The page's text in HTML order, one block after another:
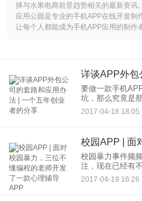
择与水果电商前景趋势相关的最新资讯。
应用公园是专业的手机APP在线开发制
让每个人都能成为手机APP应用的制作
要做一款手机
坑，那么究竟是
壮志，没有考虑
遇到了各种问题
2017-04-18 18:05
校园暴力事件频
注，现在已经有
法》进行部分修
对未成年人造成
2017-04-19 16:26